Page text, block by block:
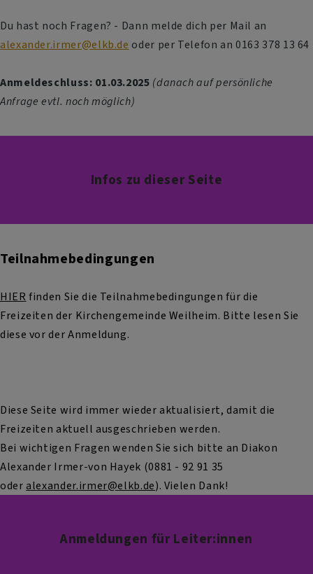
Du hast noch Fragen? - Dann melde dich per Mail an
alexander.irmer@elkb.de oder per Telefon an 0163 378 13 64
Anmeldeschluss: 01.03.2025 (danach auf persönliche
Anfrage evtl. noch möglich)
Infos zu dieser Seite
Teilnahmebedingungen
HIER finden Sie die Teilnahmebedingungen für die
Freizeiten der Kirchengemeinde Weilheim. Bitte lesen Sie
diese vor der Anmeldung.
Diese Seite wird immer wieder aktualisiert, damit die
Freizeiten aktuell ausgeschrieben werden.
Bei wichtigen Fragen wenden Sie sich bitte an Diakon
Alexander Irmer-von Hayek (0881 - 92 91 35
oderalexander.irmer@elkb.de). Vielen Dank!
Anmeldungen für Leiter:innen